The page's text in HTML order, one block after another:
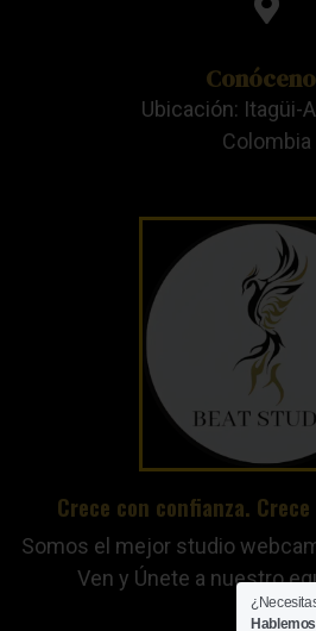
Ubicación: Itagüi-
Colombia
Crece con confianza.
Somos el mejor studio
Ven y Únete a nuestro
Hablemos